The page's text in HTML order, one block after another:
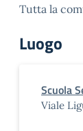
Tutta la
Luogo
Scuola
Viale